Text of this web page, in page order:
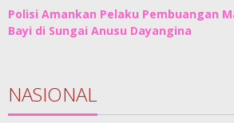
Polisi Amankan Pelaku Pembuangan
Bayi di Sungai Anusu Dayangina
NASIONAL